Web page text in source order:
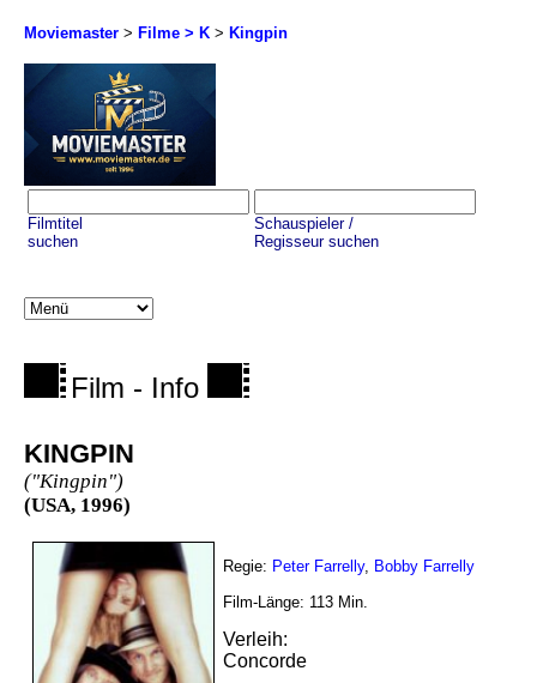
Moviemaster > Filme > K > Kingpin
Filmtitel
suchen
Schauspieler /
Regisseur suchen
Film - Info
KINGPIN
("Kingpin")
(USA, 1996)
Regie: Peter Farrelly, Bobby Farrelly
Film-Länge: 113 Min.
Verleih:
Concorde